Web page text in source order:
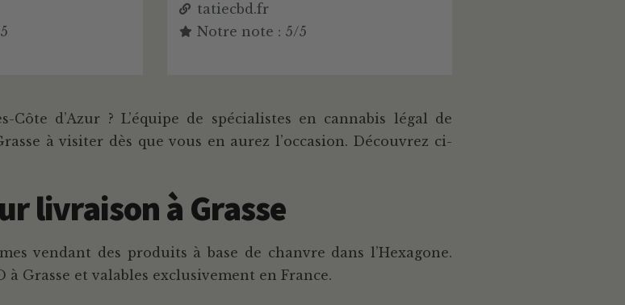
tatiecbd.fr
Notre note : 5/5
d’Azur ? L’équipe de spécialistes en cannabis légal de
à visiter dès que vous en aurez l’occasion. Découvrez ci-
livraison à Grasse
vendant des produits à base de chanvre dans l’Hexagone.
Grasse et valables exclusivement en France.